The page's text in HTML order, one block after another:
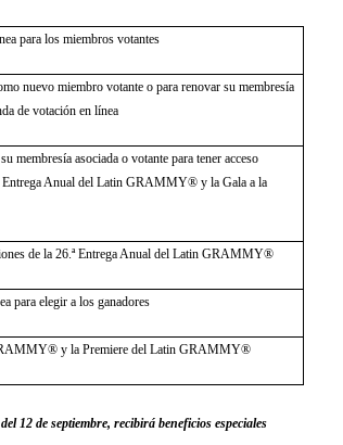
para los miembros votantes
nuevo miembro votante o para renovar su membresía
de votación en línea
membresía asociada o votante para tener acceso
Entrega Anual del Latin GRAMMY® y la Gala a la
de la 26. ªEntrega Anual del Latin GRAMMY®
para elegir a los ganadores
y la Premiere del Latin GRAMMY®
12 de septiembre, recibirá beneficios especiales